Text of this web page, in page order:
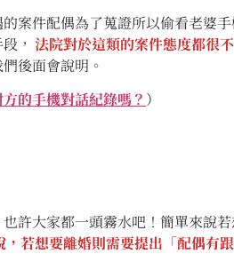
件配偶為了蒐證所以偷看老婆
， 法院對於這類的案件態度都很
後面會說明。
的手機對話紀錄嗎？ ）
大家都一頭霧水吧！簡單來說
，若想要離婚則需要提出「配偶